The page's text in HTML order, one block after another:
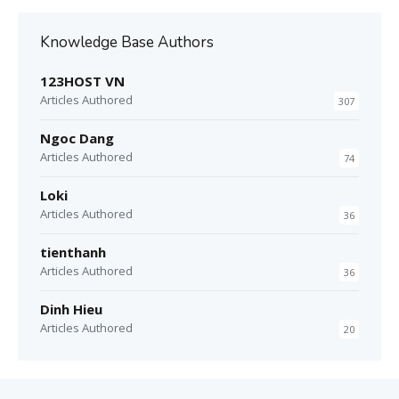
Knowledge Base Authors
123HOST VN
Articles Authored 307
Ngoc Dang
Articles Authored 74
Loki
Articles Authored 36
tienthanh
Articles Authored 36
Dinh Hieu
Articles Authored 20